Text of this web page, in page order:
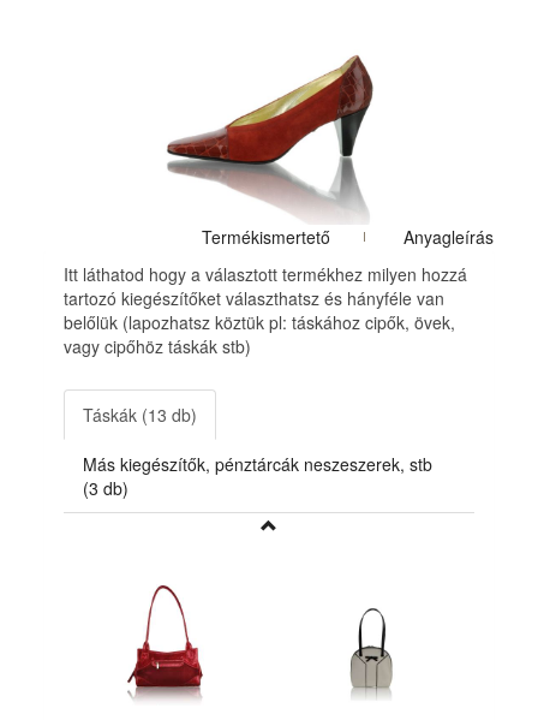
Termékismertető
Anyagleírás
Itt láthatod hogy a választott termékhez milyen hozzá
tartozó kiegészítőket választhatsz és hányféle van
belőlük (lapozhatsz köztük pl: táskához cipők, övek,
vagy cipőhöz táskák stb)
Táskák (13 db)
Más kiegészítők, pénztárcák neszeszerek, stb
(3 db)